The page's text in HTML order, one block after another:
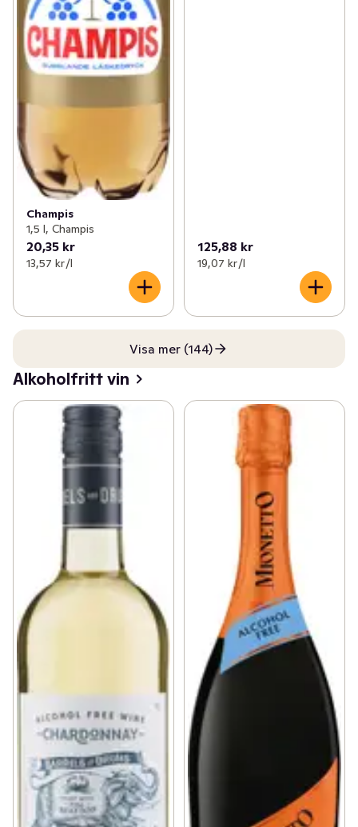
Champis
1,5 l, Champis
20,35 kr
13,57 kr /l
125,88 kr
19,07 kr /l
Visa mer (144)
Alkoholfritt vin